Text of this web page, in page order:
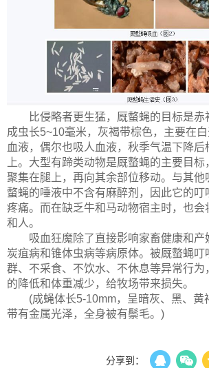
比侵略者更生猛，厩螫蝇的目标是赤
成虫长5~10毫米，灰褐带棕色，主要在
血液，偶尔也吸人血液，秋季气温下降后
上。大型有蹄类动物是厩螫蝇的主要目
聚集在腿上，再向其余部位移动。与其他
螫蝇的唾液中不含有麻醉剂，因此它的叮
疼痛。而在缺乏牛和马动物宿主时，也会
和人。
吸血狂魔除了直接影响家畜健康和产
炭疽病和锥体虫病等病原体。被厩螫蝇叮
群、不采食、不饮水、不休息等异常行为
的降低和体重减少，给牧场带来损失。
(成蝇体长5-10mm，呈暗灰、黑、黄
带有金属光泽，全身被有鬃毛。)
分享到：